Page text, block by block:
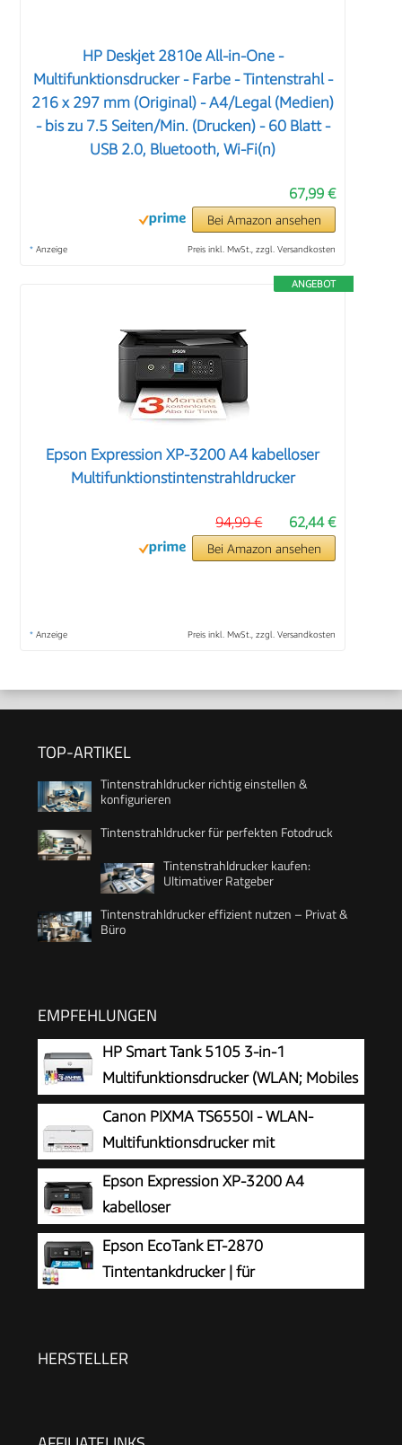
HP Deskjet 2810e All-in-One -
Multifunktionsdrucker - Farbe - Tintenstrahl -
216 x 297 mm (Original) - A4/Legal (Medien)
- bis zu 7.5 Seiten/Min. (Drucken) - 60 Blatt -
USB 2.0, Bluetooth, Wi-Fi(n)
67,99 €
Bei Amazon ansehen
* Anzeige Preis inkl. MwSt., zzgl. Versandkosten
ANGEBOT
Epson Expression XP-3200 A4 kabelloser
Multifunktionstintenstrahldrucker
62,44 €
94,99 €
Bei Amazon ansehen
* Anzeige Preis inkl. MwSt., zzgl. Versandkosten
TOP-ARTIKEL
Tintenstrahldrucker richtig einstellen &
konfigurieren
Tintenstrahldrucker für perfekten Fotodruck
Tintenstrahldrucker kaufen:
Ultimativer Ratgeber
Tintenstrahldrucker effizient nutzen – Privat &
Büro
EMPFEHLUNGEN
HP Smart Tank 5105 3-in-1
Multifunktionsdrucker (WLAN; Mobiles
Drucken) – 3 Jahre Tinte inklusive, 3
Jahre Garantie, großer Tintentank, hohe
Reichweite, Drucken in hoher Qualität
Canon PIXMA TS6550I - WLAN-
Multifunktionsdrucker mit
Papierkassette und Frontbedienung |
Kabelloses Drucken vom Smartphone leicht
gemacht PIXMA Print Plan kompatibel
Epson Expression XP-3200 A4
kabelloser
Multifunktionstintenstrahldrucker
Epson EcoTank ET-2870
Tintentankdrucker | für
Display | inkl. Tinte für bis zu 3 Jahre
HERSTELLER